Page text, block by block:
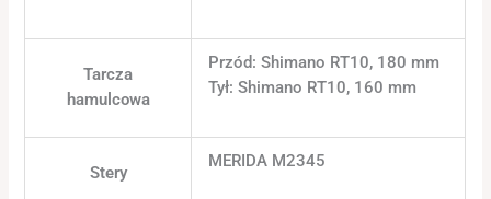
Tarcza
hamulcowa
Przód: Shimano RT10, 180 mm
Tył: Shimano RT10, 160 mm
Stery
MERIDA M2345